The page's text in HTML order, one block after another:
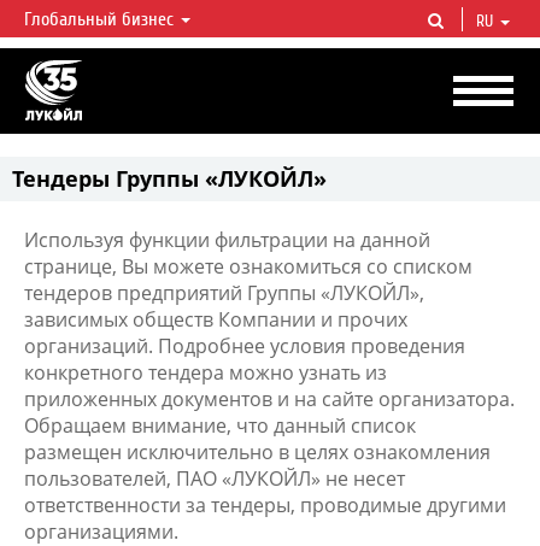
ЛУКОЙЛ СЕГОДНЯ
ЛУКОЙЛ — одна из крупнейших вертикально интегрированных
нефтегазовых компаний в мире, на долю которой приходится более 2%
мировой добычи нефти и около 1% доказанных запасов углеводородов.
Глобальный бизнес RU
Тендеры Группы «ЛУКОЙЛ»
Используя функции фильтрации на данной
странице, Вы можете ознакомиться со списком
тендеров предприятий Группы «ЛУКОЙЛ»,
зависимых обществ Компании и прочих
организаций. Подробнее условия проведения
конкретного тендера можно узнать из
приложенных документов и на сайте организатора.
Обращаем внимание, что данный список
размещен исключительно в целях ознакомления
пользователей, ПАО «ЛУКОЙЛ» не несет
ответственности за тендеры, проводимые другими
организациями.